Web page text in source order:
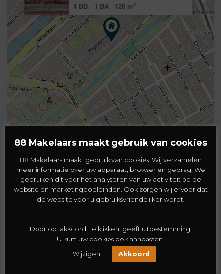
4 BD 1 BA 126 m2
Vergelijkbare woningen
Koopwoning Te Koop
88 Makelaars maakt gebruik van cookies
88 Makelaars maakt gebruik van cookies. Wij verzamelen
meer informatie over uw apparaat, browser en gedrag. We
gebruiken dit voor het analyseren van uw activiteit op de
website en marketingdoeleinden. Ook zorgen wij ervoor dat
de website voor u gebruiksvriendelijker wordt.
Door op 'akkoord' te klikken, geeft u toestemming.
U kunt uw cookies ook aanpassen.
Wijzigen
Akkoord